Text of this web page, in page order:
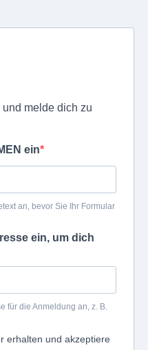
melde dich zu
ein
an, bevor Sie Ihr Formular
ein, um dich
für die Anmeldung an, z. B.
erhalten und akzeptiere